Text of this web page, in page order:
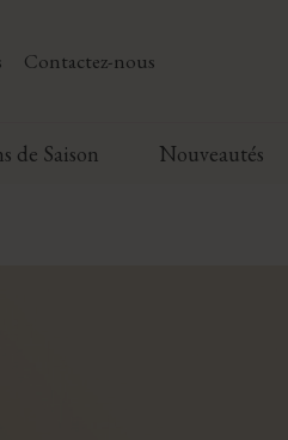
Contactez-nous
de Saison Nouveautés